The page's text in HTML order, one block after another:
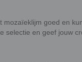
mozaïeklijm goed en
selectie en geef jouw